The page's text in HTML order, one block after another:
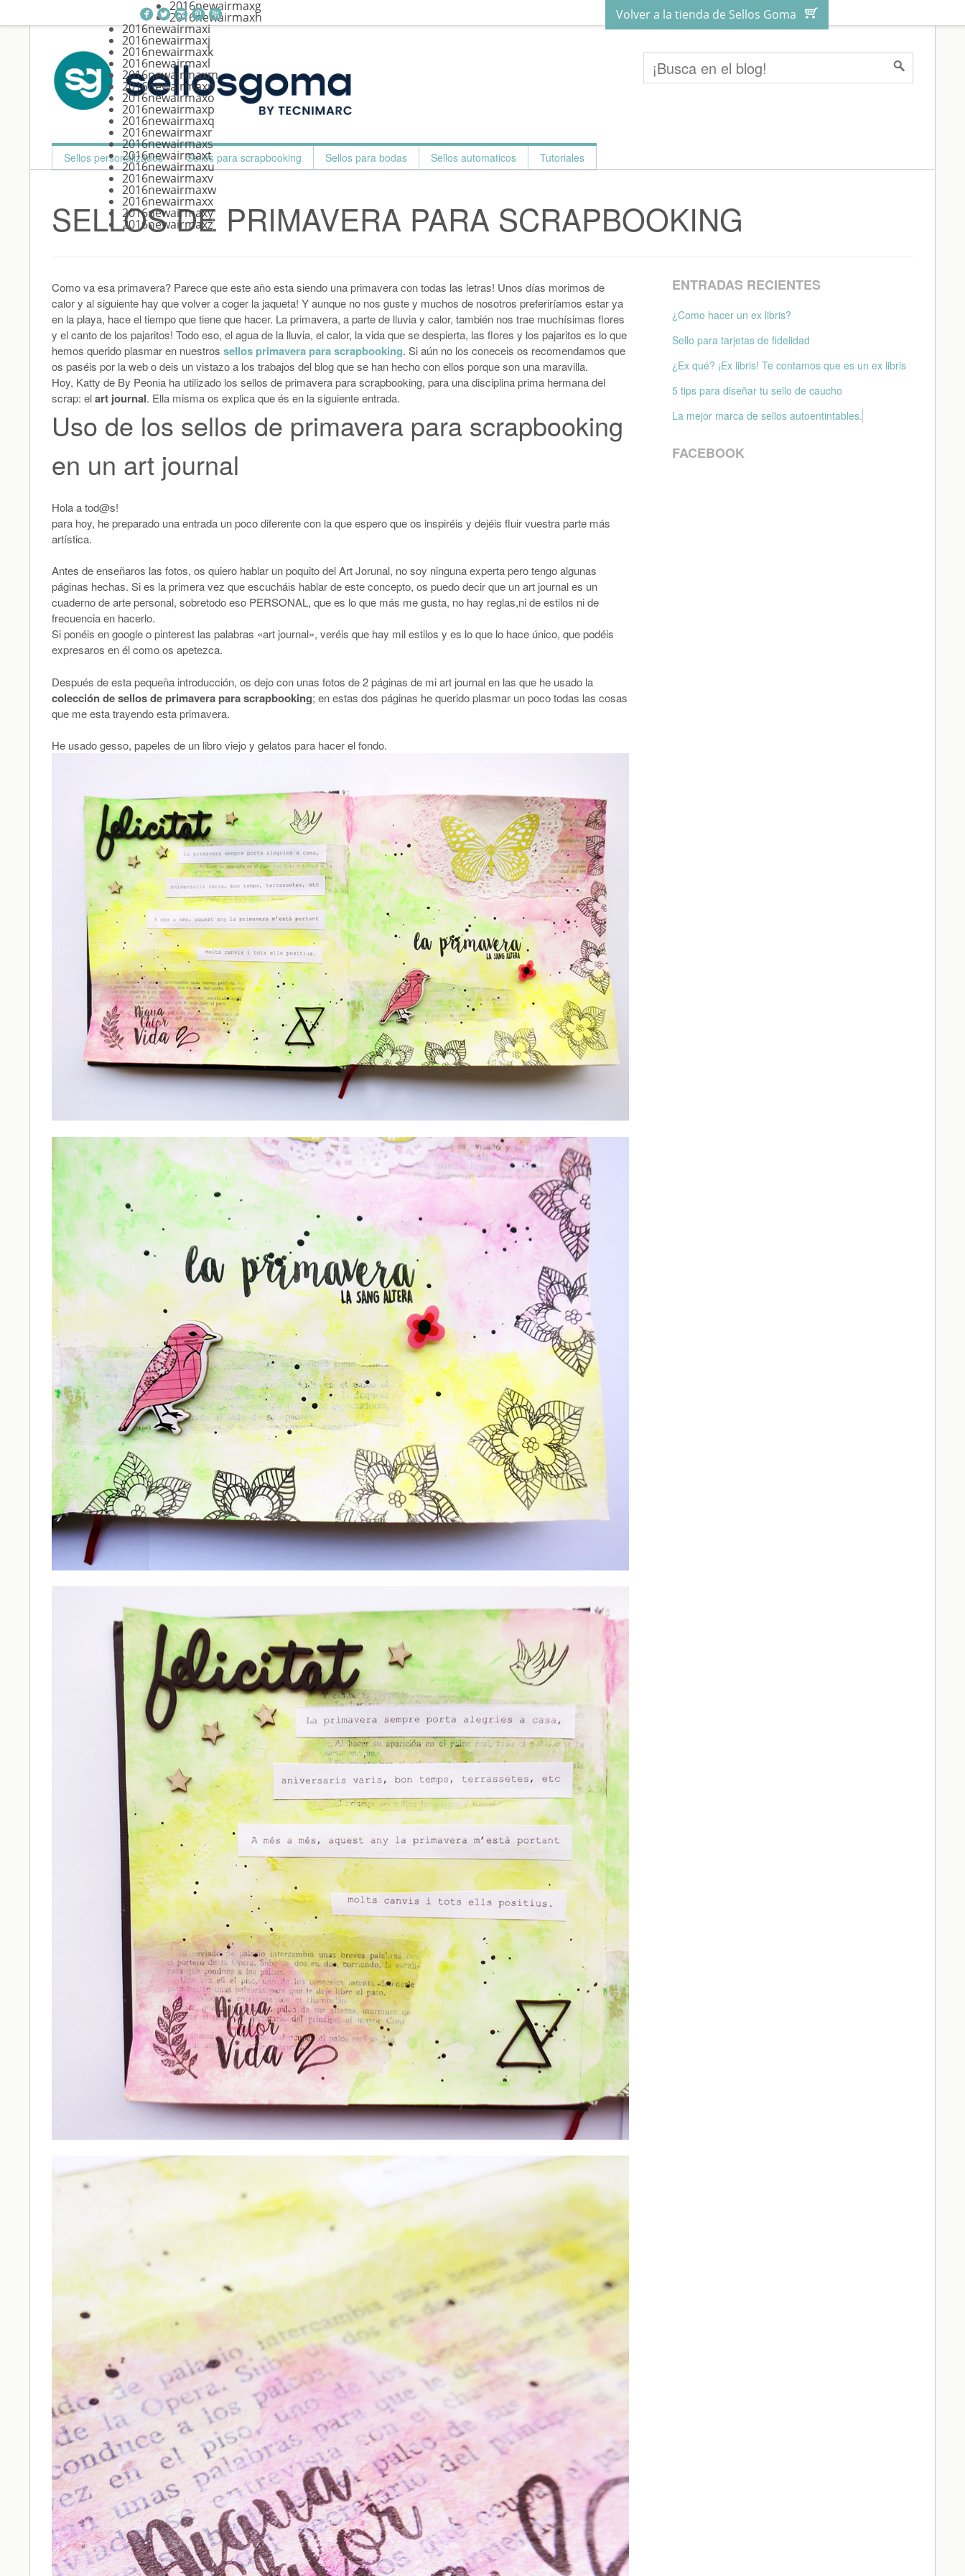
  Volver a la tienda de Sellos Goma
2016newairmaxg
2016newairmaxh
2016newairmaxi
2016newairmaxj
2016newairmaxk
2016newairmaxl
2016newairmaxm
2016newairmaxn
2016newairmaxo
2016newairmaxp
2016newairmaxq
2016newairmaxr
2016newairmaxs
2016newairmaxt
2016newairmaxu
2016newairmaxv
2016newairmaxw
2016newairmaxx
2016newairmaxy
2016newairmaxz
Search
Skip
to
Sellos personalizados Sellos para scrapbooking Sellos para bodas Sellos automaticos Tutoriales
SELLOS DE PRIMAVERA PARA SCRAPBOOKING
Como va esa primavera? Parece que este año esta siendo una primavera con todas las letras! Unos días morimos de
calor y al siguiente hay que volver a coger la jaqueta! Y aunque no nos guste y muchos de nosotros preferiríamos estar ya
en la playa, hace el tiempo que tiene que hacer. La primavera, a parte de lluvia y calor, también nos trae muchísimas flores
y el canto de los pajaritos! Todo eso, el agua de la lluvia, el calor, la vida que se despierta, las flores y los pajaritos es lo que
hemos querido plasmar en nuestros sellos primavera para scrapbooking. Si aún no los coneceis os recomendamos que
os paséis por la web o deis un vistazo a los trabajos del blog que se han hecho con ellos porque son una maravilla.
Hoy, Katty de By Peonia ha utilizado los sellos de primavera para scrapbooking, para una disciplina prima hermana del
scrap: elart journal. Ella misma os explica que és en la siguiente entrada.
Uso de los sellos de primavera para scrapbooking
en un art journal
Hola a tod@s!
para hoy, he preparado una entrada un poco diferente con la que espero que os inspiréis y dejéis fluir vuestra parte más
artística.
Antes de enseñaros las fotos, os quiero hablar un poquito del Art Jorunal, no soy ninguna experta pero tengo algunas
páginas hechas. Si es la primera vez que escucháis hablar de este concepto, os puedo decir que un art journal es un
cuaderno de arte personal, sobretodo eso PERSONAL, que es lo que más me gusta, no hay reglas,ni de estilos ni de
frecuencia en hacerlo.
Si ponéis en google o pinterest las palabras «art journal», veréis que hay mil estilos y es lo que lo hace único, que podéis
expresaros en él como os apetezca.
Después de esta pequeña introducción, os dejo con unas fotos de 2 páginas de mi art journal en las que he usado la
colección de sellos de primavera para scrapbooking; en estas dos páginas he querido plasmar un poco todas las cosas
que me esta trayendo esta primavera.
He usado gesso, papeles de un libro viejo y gelatos para hacer el fondo.
ENTRADAS RECIENTES
¿Como hacer un ex libris?
Sello para tarjetas de fidelidad
¿Ex qué? ¡Ex libris! Te contamos que es un ex libris
5 tips para diseñar tu sello de caucho
La mejor marca de sellos autoentintables.
FACEBOOK